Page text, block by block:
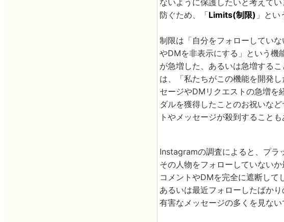
防ぐため、「Limits(制限) 」と
制限は「自分をフォローしてい
やDMを非表示にする」という機
が急増した、あるいは急増する
は、「私たちがこの機能を開発
セージやDMリクエストの急増を
ダルを獲得したことのお祝いな
トやメッセージが殺到すること
Instagramの調査によると、プラ
その人物をフォローしていない
コメントやDMを完全に遮断して
あるいは最近フォローしたばか
有害なメッセージの多くを見ない